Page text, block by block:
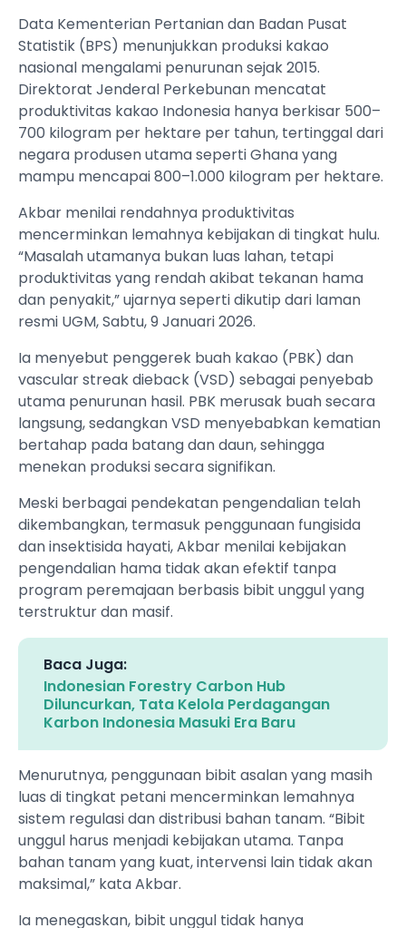
Data Kementerian Pertanian dan Badan Pusat
Statistik (BPS) menunjukkan produksi kakao
nasional mengalami penurunan sejak 2015.
Direktorat Jenderal Perkebunan mencatat
produktivitas kakao Indonesia hanya berkisar 500–
700 kilogram per hektare per tahun, tertinggal dari
negara produsen utama seperti Ghana yang
mampu mencapai 800–1.000 kilogram per hektare.
Akbar menilai rendahnya produktivitas
mencerminkan lemahnya kebijakan di tingkat hulu.
“Masalah utamanya bukan luas lahan, tetapi
produktivitas yang rendah akibat tekanan hama
dan penyakit,” ujarnya seperti dikutip dari laman
resmi UGM, Sabtu, 9 Januari 2026.
Ia menyebut penggerek buah kakao (PBK) dan
vascular streak dieback (VSD) sebagai penyebab
utama penurunan hasil. PBK merusak buah secara
langsung, sedangkan VSD menyebabkan kematian
bertahap pada batang dan daun, sehingga
menekan produksi secara signifikan.
Meski berbagai pendekatan pengendalian telah
dikembangkan, termasuk penggunaan fungisida
dan insektisida hayati, Akbar menilai kebijakan
pengendalian hama tidak akan efektif tanpa
program peremajaan berbasis bibit unggul yang
terstruktur dan masif.
Baca Juga:
Indonesian Forestry Carbon Hub
Diluncurkan, Tata Kelola Perdagangan
Karbon Indonesia Masuki Era Baru
Menurutnya, penggunaan bibit asalan yang masih
luas di tingkat petani mencerminkan lemahnya
sistem regulasi dan distribusi bahan tanam. “Bibit
unggul harus menjadi kebijakan utama. Tanpa
bahan tanam yang kuat, intervensi lain tidak akan
maksimal,” kata Akbar.
Ia menegaskan, bibit unggul tidak hanya